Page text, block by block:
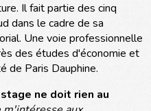
Il fait partie des cinq
dans le cadre de sa
Une voie professionnelle
des études d'économie et
de Paris Dauphine.
ne doit rien au